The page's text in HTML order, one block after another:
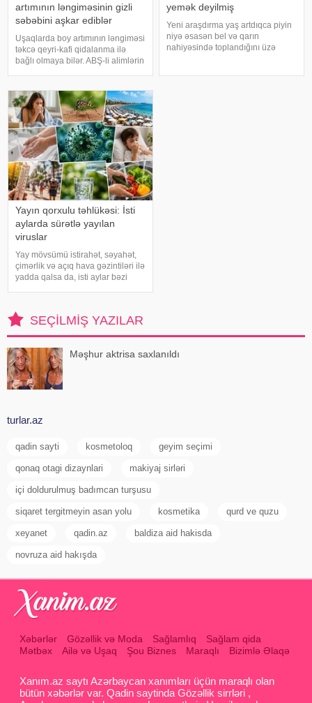
artımının ləngiməsinin gizli
səbəbini aşkar ediblər
Uşaqlarda boy artımının ləngiməsi
təkcə qeyri-kafi qidalanma ilə
bağlı olmaya bilər. ABŞ-li alimlərin
bakteriyalar hələ ana bətnində
olarkən körpənin inkişafın
yemək deyilmiş
Yeni araşdırma yaş artdıqca piyin
niyə əsasən bel və qarın
nahiyəsində toplandığını üzə
Yayın qorxulu təhlükəsi: İsti
aylarda sürətlə yayılan
viruslar
Yay mövsümü istirahət, səyahət,
çimərlik və açıq hava gəzintiləri ilə
yadda qalsa da, isti aylar bəzi
Buna səbəb təkcə yüksək
temperatur deyil. Açıq havad
SEÇILMIŞ YAZILAR
Məşhur aktrisa saxlanıldı
turlar.az
qadin sayti kosmetoloq geyim seçimi
qonaq otagi dizaynlari makiyaj sirləri
içi doldurulmuş badımcan turşusu
siqaret tergitmeyin asan yolu kosmetika qurd ve quzu
xeyanet qadin.az baldiza aid hakisda
novruza aid hakışda
Xəbərlər Gözəllik və Moda Sağlamlıq
Sağlam qida
Mətbəx
Ailə və Uşaq Şou Biznes Maraqlı Bizimlə Əlaqə
Xanım.az saytı Azərbaycan xanımları üçün maraqlı olan
bütün xəbərlər var. Qadin saytinda Gözəllik sirrləri ,